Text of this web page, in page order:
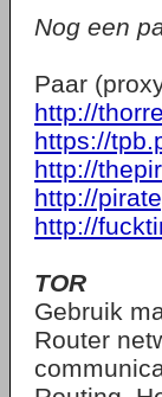
Nog een
Paar
http://
https://
http://
http://
http://
TOR
Gebruik
Router